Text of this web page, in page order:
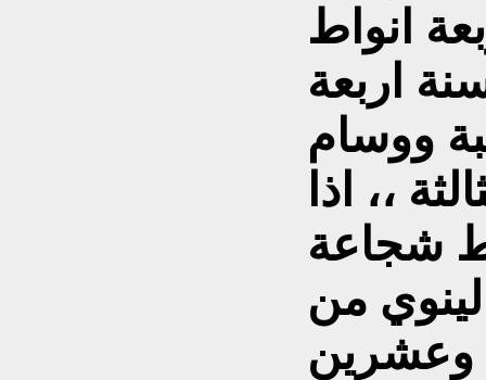
انواط
اربعة
ووسام
،، اذا
شجاعة
من
وعشرين